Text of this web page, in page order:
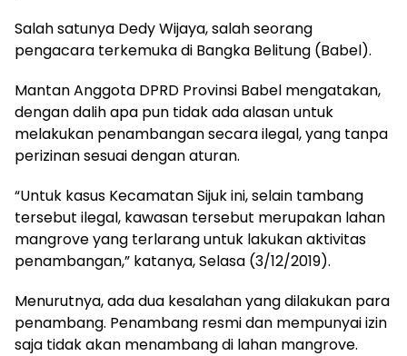
Salah satunya Dedy Wijaya, salah seorang
pengacara terkemuka di Bangka Belitung (Babel).
Mantan Anggota DPRD Provinsi Babel mengatakan,
dengan dalih apa pun tidak ada alasan untuk
melakukan penambangan secara ilegal, yang tanpa
perizinan sesuai dengan aturan.
“Untuk kasus Kecamatan Sijuk ini, selain tambang
tersebut ilegal, kawasan tersebut merupakan lahan
mangrove yang terlarang untuk lakukan aktivitas
penambangan,” katanya, Selasa (3/12/2019).
Menurutnya, ada dua kesalahan yang dilakukan para
penambang. Penambang resmi dan mempunyai izin
saja tidak akan menambang di lahan mangrove.